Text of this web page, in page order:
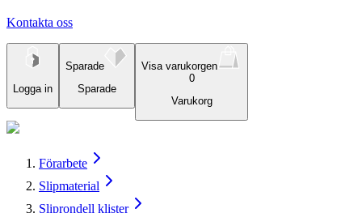
Kontakta oss
Logga in
Sparade
Sparade
Visa varukorgen
0
Varukorg
Förarbete
Slipmaterial
Sliprondell klister